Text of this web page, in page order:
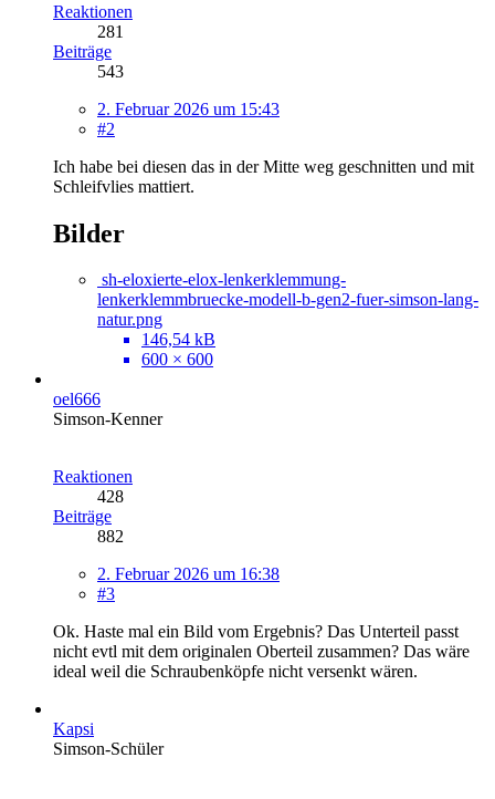
Reaktionen
281
Beiträge
543
2. Februar 2026 um 15:43
#2
Ich habe bei diesen das in der Mitte weg geschnitten und mit
Schleifvlies mattiert.
Bilder
sh-eloxierte-elox-lenkerklemmung-
lenkerklemmbruecke-modell-b-gen2-fuer-simson-lang-
natur.png
146,54 kB
600 × 600
oel666
Simson-Kenner
Reaktionen
428
Beiträge
882
2. Februar 2026 um 16:38
#3
Ok. Haste mal ein Bild vom Ergebnis? Das Unterteil passt
nicht evtl mit dem originalen Oberteil zusammen? Das wäre
ideal weil die Schraubenköpfe nicht versenkt wären.
Kapsi
Simson-Schüler